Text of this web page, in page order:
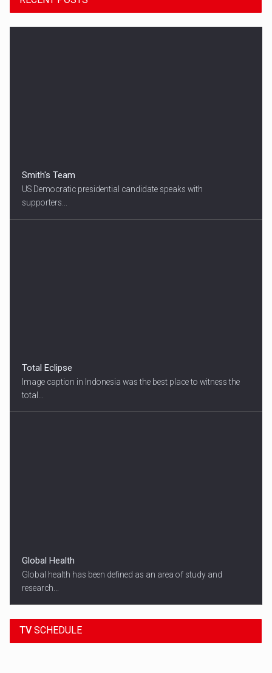
Smith's Team
US Democratic presidential candidate speaks with
supporters...
Total Eclipse
Image caption in Indonesia was the best place to witness the
total...
Global Health
Global health has been defined as an area of study and
research...
TV SCHEDULE
18:45
ALL THE LATEST SPORTS NEWS FROM
AROUND THE WORLD.